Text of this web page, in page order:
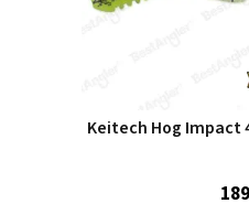
Keitech Hog Impact